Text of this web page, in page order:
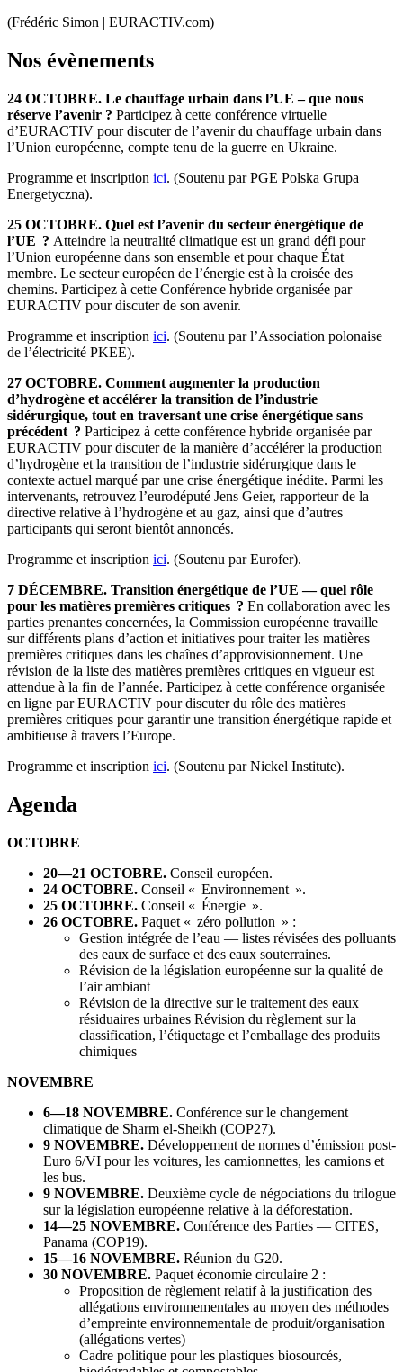
(Frédéric Simon | EURACTIV.com)
Nos évènements
24 OCTOBRE. Le chauffage urbain dans l’UE – que nous
réserve l’avenir ? Participez à cette conférence virtuelle
d’EURACTIV pour discuter de l’avenir du chauffage urbain dans
l’Union européenne, compte tenu de la guerre en Ukraine.
Programme et inscription ici. (Soutenu par PGE Polska Grupa
Energetyczna).
25 OCTOBRE. Quel est l’avenir du secteur énergétique de
l’UE ? Atteindre la neutralité climatique est un grand défi pour
l’Union européenne dans son ensemble et pour chaque État
membre. Le secteur européen de l’énergie est à la croisée des
chemins. Participez à cette Conférence hybride organisée par
EURACTIV pour discuter de son avenir.
Programme et inscription ici. (Soutenu par l’Association polonaise
de l’électricité PKEE).
27 OCTOBRE. Comment augmenter la production
d’hydrogène et accélérer la transition de l’industrie
sidérurgique, tout en traversant une crise énergétique sans
précédent ? Participez à cette conférence hybride organisée par
EURACTIV pour discuter de la manière d’accélérer la production
d’hydrogène et la transition de l’industrie sidérurgique dans le
contexte actuel marqué par une crise énergétique inédite. Parmi les
intervenants, retrouvez l’eurodéputé Jens Geier, rapporteur de la
directive relative à l’hydrogène et au gaz, ainsi que d’autres
participants qui seront bientôt annoncés.
Programme et inscription ici. (Soutenu par Eurofer).
7 DÉCEMBRE. Transition énergétique de l’UE — quel rôle
pour les matières premières critiques ? En collaboration avec les
parties prenantes concernées, la Commission européenne travaille
sur différents plans d’action et initiatives pour traiter les matières
premières critiques dans les chaînes d’approvisionnement. Une
révision de la liste des matières premières critiques en vigueur est
attendue à la fin de l’année. Participez à cette conférence organisée
en ligne par EURACTIV pour discuter du rôle des matières
premières critiques pour garantir une transition énergétique rapide et
ambitieuse à travers l’Europe.
Programme et inscription ici. (Soutenu par Nickel Institute).
Agenda
OCTOBRE
20—21 OCTOBRE. Conseil européen.
24 OCTOBRE. Conseil « Environnement ».
25 OCTOBRE. Conseil « Énergie ».
26 OCTOBRE. Paquet « zéro pollution » :
Gestion intégrée de l’eau — listes révisées des polluants
des eaux de surface et des eaux souterraines.
Révision de la législation européenne sur la qualité de
l’air ambiant
Révision de la directive sur le traitement des eaux
résiduaires urbaines Révision du règlement sur la
classification, l’étiquetage et l’emballage des produits
chimiques
NOVEMBRE
6—18 NOVEMBRE. Conférence sur le changement
climatique de Sharm el-Sheikh (COP27).
9 NOVEMBRE. Développement de normes d’émission post-
Euro 6/VI pour les voitures, les camionnettes, les camions et
les bus.
9 NOVEMBRE. Deuxième cycle de négociations du trilogue
sur la législation européenne relative à la déforestation.
14—25 NOVEMBRE. Conférence des Parties — CITES,
Panama (COP19).
15—16 NOVEMBRE. Réunion du G20.
30 NOVEMBRE. Paquet économie circulaire 2 :
Proposition de règlement relatif à la justification des
allégations environnementales au moyen des méthodes
d’empreinte environnementale de produit/organisation
(allégations vertes)
Cadre politique pour les plastiques biosourcés,